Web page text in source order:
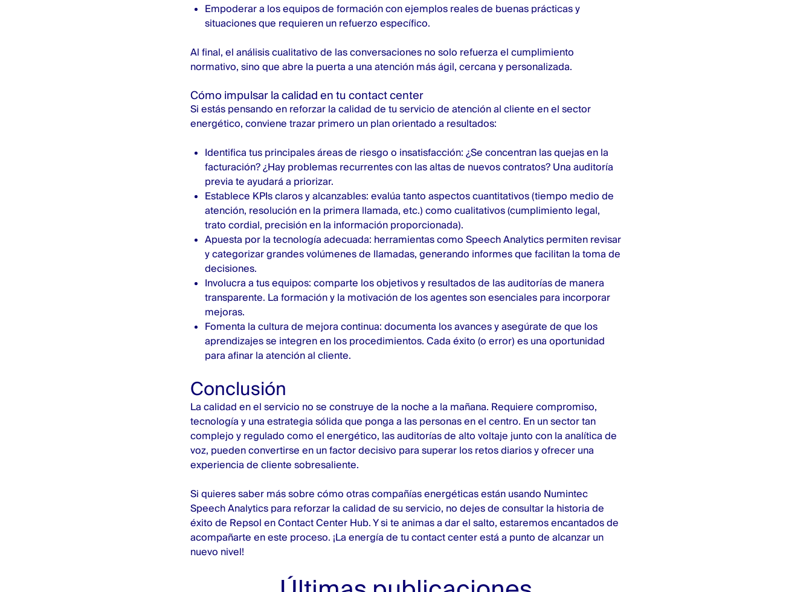
Empoderar a los equipos de formación con ejemplos reales de buenas prácticas y
situaciones que requieren un refuerzo específico.
Al final, el análisis cualitativo de las conversacionesno solo refuerza el cumplimiento
normativo, sino que abre la puerta a una atención más ágil, cercana y personalizada.
Cómo impulsar la calidad en tu contact center
Si estás pensando en reforzar la calidad de tu servicio de atención al cliente en el sector
energético, conviene trazar primero un plan orientado a resultados:
Identifica tus principales áreas de riesgo o insatisfacción: ¿Se concentran las quejas en la
facturación? ¿Hay problemas recurrentes con las altas de nuevos contratos? Una auditoría
previa te ayudará a priorizar.
Establece KPIs claros y alcanzables: evalúa tanto aspectos cuantitativos (tiempo medio de
atención, resolución en la primera llamada, etc.) como cualitativos (cumplimiento legal,
trato cordial, precisión en la información proporcionada).
Apuesta por la tecnología adecuada: herramientas como Speech Analytics permiten revisar
y categorizar grandes volúmenes de llamadas, generando informes que facilitan la toma de
decisiones.
Involucra a tus equipos: comparte los objetivos y resultados de las auditorías de manera
transparente. La formación y la motivación de los agentes son esenciales para incorporar
mejoras.
Fomenta la cultura de mejora continua: documenta los avances y asegúrate de que los
aprendizajes se integren en los procedimientos. Cada éxito (o error) es una oportunidad
para afinar la atención al cliente.
Conclusión
La calidad en el servicio no se construye de la noche a la mañana. Requiere compromiso,
tecnología y una estrategia sólida que ponga a las personas en el centro. En un sector tan
complejo y regulado como el energético, las auditorías de alto voltaje junto con la analítica de
voz, pueden convertirse en un factor decisivo para superar los retos diarios y ofrecer una
experiencia de cliente sobresaliente.
Si quieres saber más sobre cómo otras compañías energéticas están usando Numintec
Speech Analytics para reforzar la calidad de su servicio, no dejes de consultar la historia de
éxito de Repsol en Contact Center Hub. Y si te animas a dar el salto, estaremos encantados de
acompañarte en este proceso. ¡La energía de tu contact center está a punto de alcanzar un
nuevo nivel!